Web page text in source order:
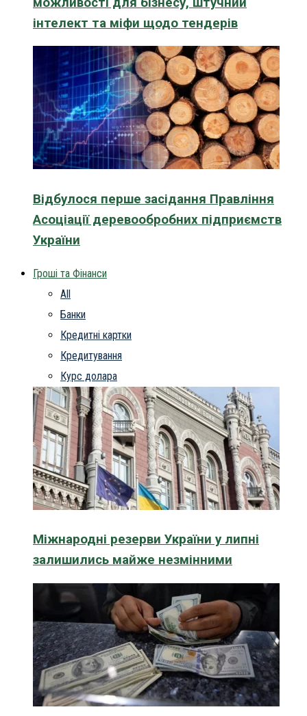
інтелект та міфи щодо тендерів
Відбулося перше засідання Правління
Асоціації деревообробних підприємств
України
Гроші та Фінанси
All
Банки
Кредитні картки
Кредитування
Курс долара
Міжнародні резерви України у липні
залишились майже незмінними